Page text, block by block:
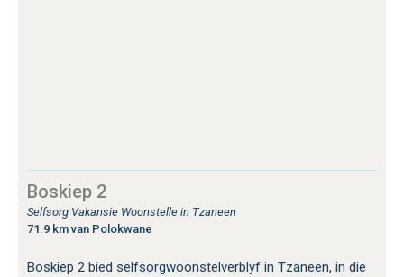
Boskiep 2
Selfsorg Vakansie Woonstelle in Tzaneen
71.9 km van Polokwane
Boskiep 2 bied selfsorgwoonstelverblyf in Tzaneen, in die